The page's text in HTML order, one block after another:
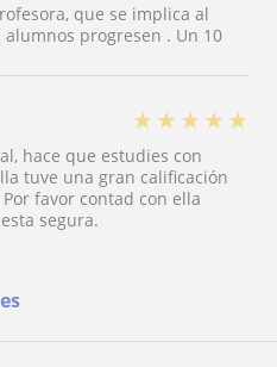
que se implica al
progresen . Un 10
★ ★ ★ ★ ★
hace que estudies con
tuve una gran calificación
favor contad con ella
segura.